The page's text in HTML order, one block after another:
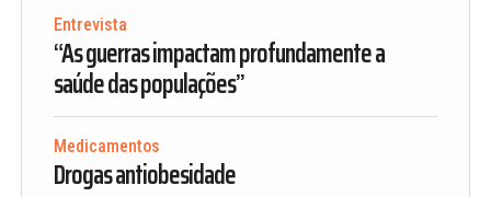
Entrevista
“As guerras impactam profundamente a
saúde das populações”
Medicamentos
Drogas antiobesidade